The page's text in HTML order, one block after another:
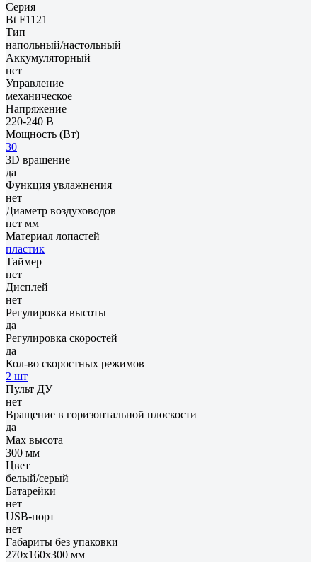
Серия
Bt F1121
Тип
напольный/настольный
Аккумуляторный
нет
Управление
механическое
Напряжение
220-240 В
Мощность (Вт)
30
3D вращение
да
Функция увлажнения
нет
Диаметр воздуховодов
нет мм
Материал лопастей
пластик
Таймер
нет
Дисплей
нет
Регулировка высоты
да
Регулировка скоростей
да
Кол-во скоростных режимов
2 шт
Пульт ДУ
нет
Вращение в горизонтальной плоскости
да
Max высота
300 мм
Цвет
белый/серый
Батарейки
нет
USB-порт
нет
Габариты без упаковки
270х160х300 мм